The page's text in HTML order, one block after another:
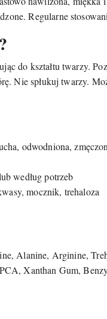
Regularne
do kształtu twarzy.
Nie spłukuj twarzy.
odwodniona,
według potrzeb
mocznik, trehaloza
Alanine, Arginine,
Xanthan Gum,